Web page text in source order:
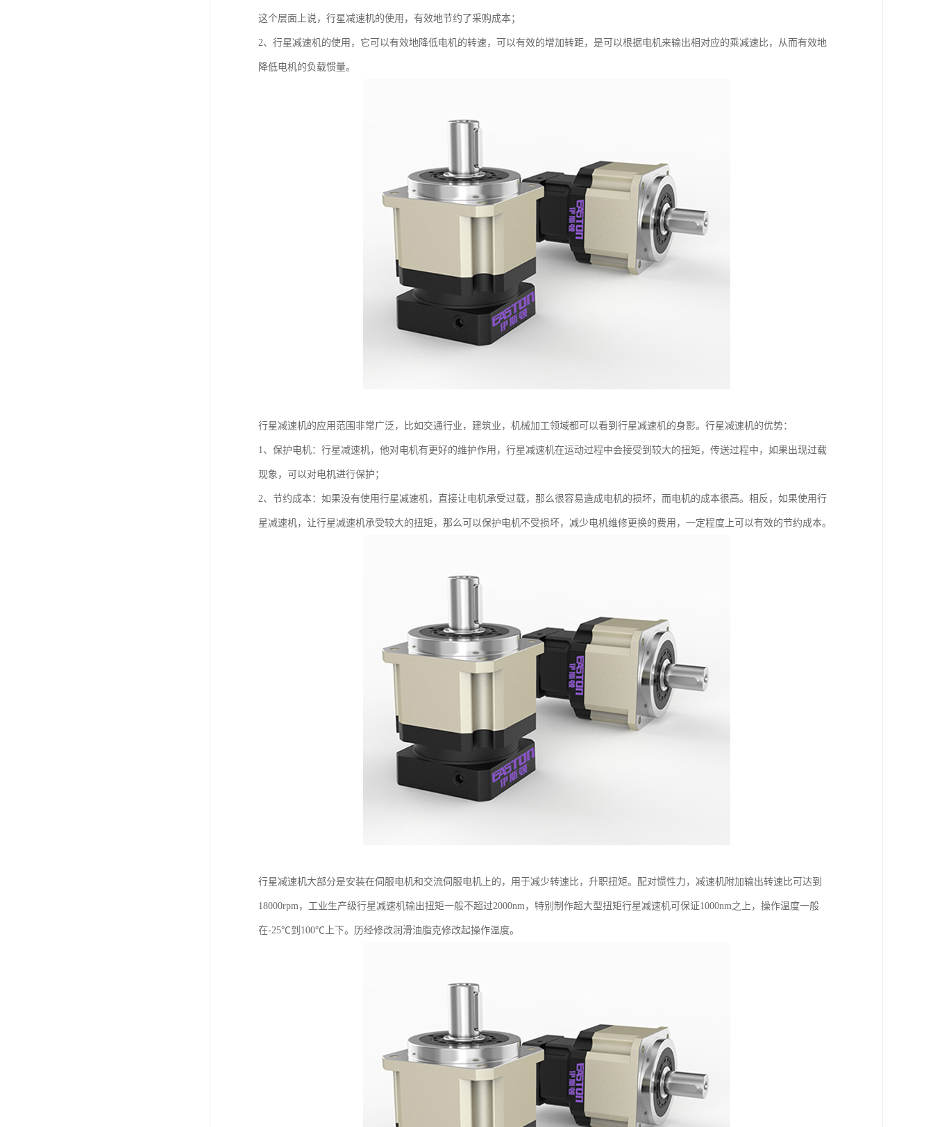
这个层面上说，行星减速机的使用，有效地节约了采购成本；
2、行星减速机的使用，它可以有效地降低电机的转速，可以有效的增加转距，是可以根据电机来输出相对应的乘减速比，从而有效地
降低电机的负载惯量。
行星减速机的应用范围非常广泛，比如交通行业，建筑业，机械加工领域都可以看到行星减速机的身影。行星减速机的优势：
1、保护电机：行星减速机，他对电机有更好的维护作用，行星减速机在运动过程中会接受到较大的扭矩，传送过程中，如果出现过载
现象，可以对电机进行保护；
2、节约成本：如果没有使用行星减速机，直接让电机承受过载，那么很容易造成电机的损坏，而电机的成本很高。相反，如果使用行
星减速机，让行星减速机承受较大的扭矩，那么可以保护电机不受损坏，减少电机维修更换的费用，一定程度上可以有效的节约成本。
行星减速机大部分是安装在伺服电机和交流伺服电机上的，用于减少转速比，升职扭矩。配对惯性力，减速机附加输出转速比可达到
18000rpm，工业生产级行星减速机输出扭矩一般不超过2000nm，特别制作超大型扭矩行星减速机可保证1000nm之上，操作温度一般
在-25℃到100℃上下。历经修改润滑油脂克修改起操作温度。